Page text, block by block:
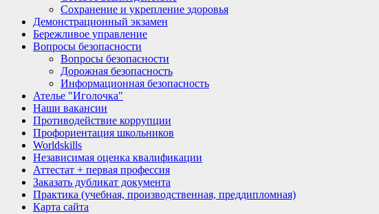
Сохранение и укрепление здоровья
Демонстрационный экзамен
Бережливое управление
Вопросы безопасности
Вопросы безопасности
Дорожная безопасность
Информационная безопасность
Ателье "Иголочка"
Наши вакансии
Противодействие коррупции
Профориентация школьников
Worldskills
Независимая оценка квалификации
Аттестат + первая профессия
Заказать дубликат документа
Практика (учебная, производственная, преддипломная)
Карта сайта